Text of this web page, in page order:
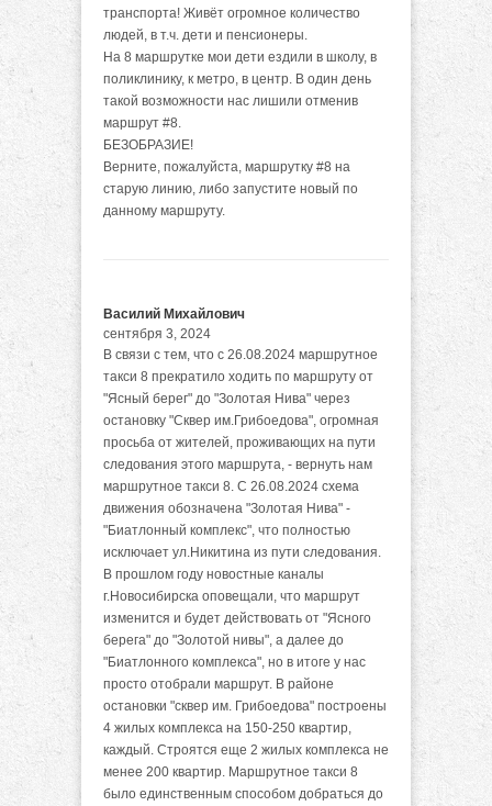
транспорта! Живёт огромное количество
людей, в т.ч. дети и пенсионеры.
На 8 маршрутке мои дети ездили в школу, в
поликлинику, к метро, в центр. В один день
такой возможности нас лишили отменив
маршрут #8.
БЕЗОБРАЗИЕ!
Верните, пожалуйста, маршрутку #8 на
старую линию, либо запустите новый по
данному маршруту.
Василий Михайлович
сентября 3, 2024
В связи с тем, что с 26.08.2024 маршрутное
такси 8 прекратило ходить по маршруту от
"Ясный берег" до "Золотая Нива" через
остановку "Сквер им.Грибоедова", огромная
просьба от жителей, проживающих на пути
следования этого маршрута, - вернуть нам
маршрутное такси 8. С 26.08.2024 схема
движения обозначена "Золотая Нива" -
"Биатлонный комплекс", что полностью
исключает ул.Никитина из пути следования.
В прошлом году новостные каналы
г.Новосибирска оповещали, что маршрут
изменится и будет действовать от "Ясного
берега" до "Золотой нивы", а далее до
"Биатлонного комплекса", но в итоге у нас
просто отобрали маршрут. В районе
остановки "сквер им. Грибоедова" построены
4 жилых комплекса на 150-250 квартир,
каждый. Строятся еще 2 жилых комплекса не
менее 200 квартир. Маршрутное такси 8
было единственным способом добраться до